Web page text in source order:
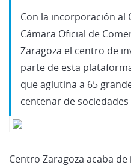
Con la incorporación al
Cámara Oficial de
Zaragoza el centro de
parte de esta
que aglutina a 65
centenar de
Centro Zaragoza acaba